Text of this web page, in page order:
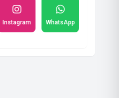
Instagram WhatsApp